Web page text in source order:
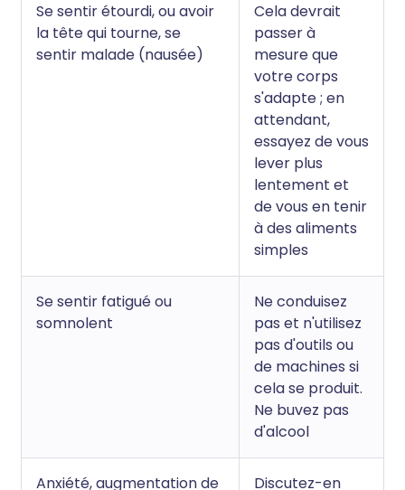
Se sentir étourdi, ou avoir
la tête qui tourne, se
sentir malade (nausée)
Cela devrait
passer à
mesure que
votre corps
s'adapte ; en
attendant,
essayez de vous
lever plus
lentement et
de vous en tenir
à des aliments
simples
Se sentir fatigué ou
somnolent
Ne conduisez
pas et n'utilisez
pas d'outils ou
de machines si
cela se produit.
Ne buvez pas
d'alcool
Anxiété, augmentation de
Discutez-en